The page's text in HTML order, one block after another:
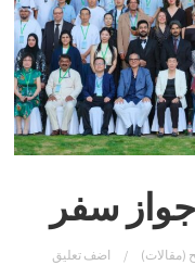
سفر
(مقالات) اضف تعليق